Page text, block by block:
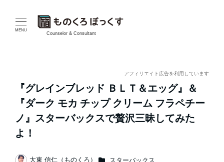
MENU
Counselor & Consultant
アフィリエイト広告を利用しています
『グレインブレッド ＢＬＴ＆エッグ』＆
『ダーク モカ チップ クリーム フラペチー
ノ』スターバックスで贅沢三昧してみた
よ！
大東 信仁（ものくろ） カテゴリー
スターバックス